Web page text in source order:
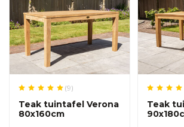
(9)
Teak tuintafel Verona
80x160cm
Teak